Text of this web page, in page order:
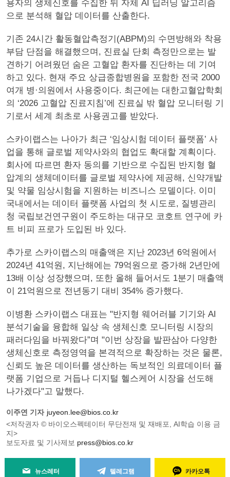
용자의 생체신호를 수집한 뒤 자체 AI 딥러닝 알고리즘
으로 분석해 혈압 데이터를 산출한다.
기존 24시간 활동혈압측정기(ABPM)의 수면방해와 착용
부담 단점을 해결했으며, 진료실 단회 측정만으로는 발
견하기 어려웠던 숨은 고혈압 환자를 진단하는 데 기여
하고 있다. 현재 주요 상급종합병원을 포함한 전국 2000
여개 병·의원에서 사용중이다. 최근에는 대한고혈압학회
의 ‘2026 고혈압 진료지침’에 진료실 밖 혈압 모니터링 기
기로서 세계 최초로 사용권고를 받았다.
스카이랩스는 나아가 최근 ‘임상시험 데이터 플랫폼’ 사
업을 통해 글로벌 제약사와의 협업도 확대할 계획이다.
회사에 따르면 환자 동의를 기반으로 수집된 반지형 혈
압계의 생체데이터를 글로벌 제약사에 제공해, 신약개발
및 약물 임상시험을 지원하는 비즈니스 모델이다. 이미
국내에서는 데이터 플랫폼 사업의 첫 시도로, 질병관리
청 국립보건연구원이 주도하는 대규모 코호트 연구에 카
트 비피 프로가 도입된 바 있다.
추가로 스카이랩스의 매출액은 지난 2023년 6억원에서
2024년 41억원, 지난해에는 79억원으로 증가해 2년만에
13배 이상 성장했으며, 또한 올해 들어서도 1분기 매출액
이 21억원으로 전년동기 대비 354% 증가했다.
이병환 스카이랩스 대표는 "반지형 웨어러블 기기와 AI
분석기술을 융합해 일상 속 생체신호 모니터링 시장의
패러다임을 바꿔왔다”며 "이번 상장을 발판삼아 다양한
생체신호로 측정영역을 본격적으로 확장하는 것은 물론,
신뢰도 높은 데이터를 생산하는 독보적인 의료데이터 플
랫폼 기업으로 거듭나 디지털 헬스케어 시장을 선도해
나가겠다"고 말했다.
이주연 기자 juyeon.lee@bios.co.kr
<저작권자 © 바이오스펙테이터 무단전재 및 재배포, AI학습 이용 금
지>
보도자료 및 기사제보 press@bios.co.kr
뉴스레터 텔레그램 카카오톡